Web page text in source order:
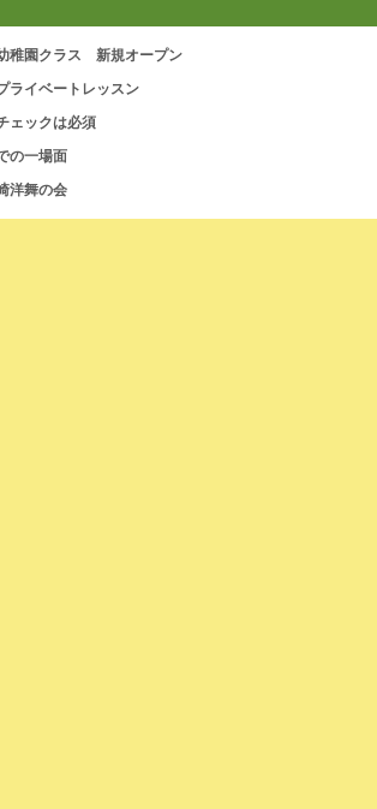
稚園クラス 新規オープン
ライベートレッスン
ェックは必須
の一場面
洋舞の会